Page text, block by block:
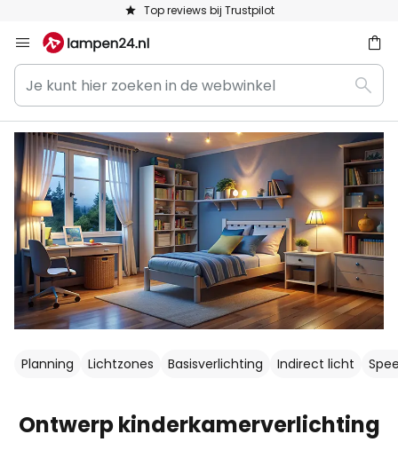
Keuze uit 50.000 lampen
naar
de
inhoud
Je
kunt
hier
zoeken
in
de
webwinkel
Planning Lichtzones Basisverlichting Indirect licht
Ontwerp kinderkamerverlichting